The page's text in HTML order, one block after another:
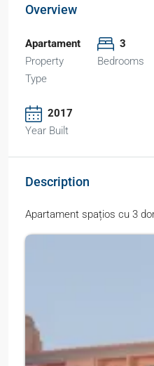
Overview
Apartament
Property
Type
3
Bedrooms
2017
Year Built
Description
Apartament spațios cu 3